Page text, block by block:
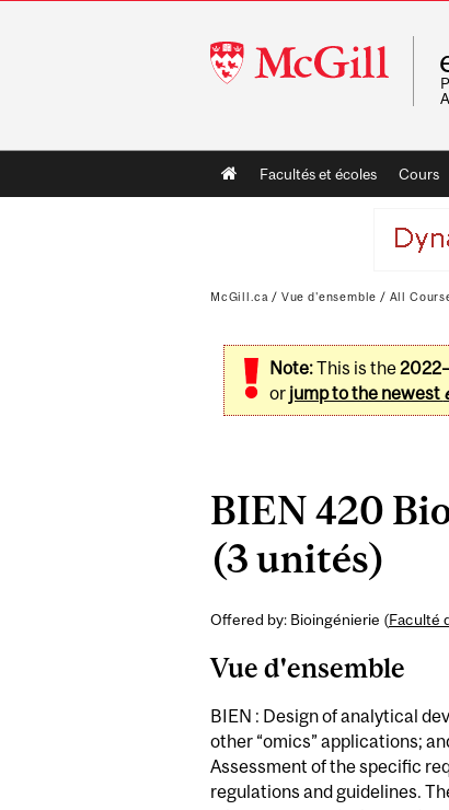
McGill
University
Main
navigation
Facultés et écoles Cours
McGill.ca / Vue d'ensemble / All
Note:This is the
or jump to the newest
BIEN 420
(3 unités)
Offered by: Bioingénierie (Faculté
Vue d'ensemble
BIEN : Design of analytical
other “omics” applications;
Assessment of the specific
regulations and guidelines.